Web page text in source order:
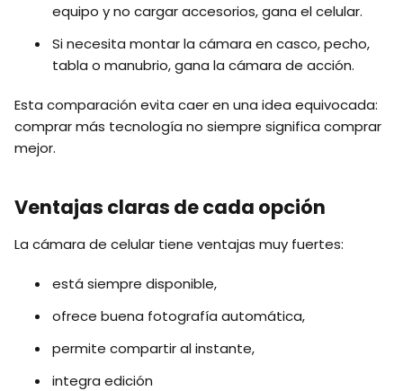
equipo y no cargar accesorios, gana el celular.
Si necesita montar la cámara en casco, pecho,
tabla o manubrio, gana la cámara de acción.
Esta comparación evita caer en una idea equivocada:
comprar más tecnología no siempre significa comprar
mejor.
Ventajas claras de cada opción
La cámara de celular tiene ventajas muy fuertes:
está siempre disponible,
ofrece buena fotografía automática,
permite compartir al instante,
integra edición